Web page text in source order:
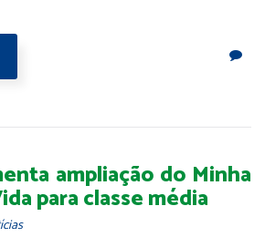
ampliação do Minha
para classe média